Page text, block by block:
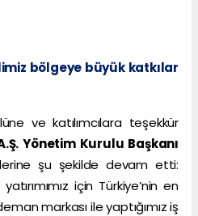
bölgeye büyük katkılar
ve katılımcılara teşekkür
Yönetim Kurulu Başkanı
şu şekilde devam etti:
için Türkiye’nin en
markası ile yaptığımız iş